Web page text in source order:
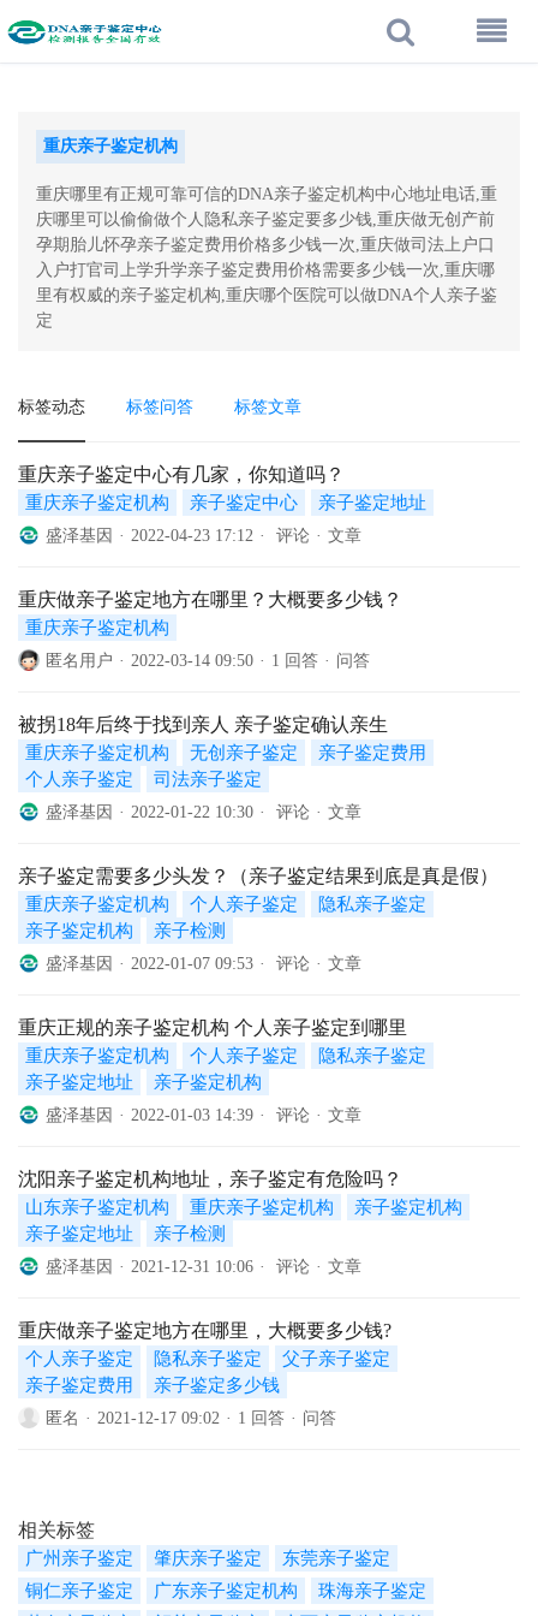
重庆亲子鉴定机构
重庆哪里有正规可靠可信的DNA亲子鉴定机构中心地址电话,重
庆哪里可以偷偷做个人隐私亲子鉴定要多少钱,重庆做无创产前
孕期胎儿怀孕亲子鉴定费用价格多少钱一次,重庆做司法上户口
入户打官司上学升学亲子鉴定费用价格需要多少钱一次,重庆哪
里有权威的亲子鉴定机构,重庆哪个医院可以做DNA个人亲子鉴
定
标签动态 标签问答 标签文章
重庆亲子鉴定中心有几家，你知道吗？
重庆亲子鉴定机构 亲子鉴定中心 亲子鉴定地址
盛泽基因 · 2022-04-23 17:12 · 评论 · 文章
重庆做亲子鉴定地方在哪里？大概要多少钱？
重庆亲子鉴定机构
匿名用户 · 2022-03-14 09:50 · 1 回答 · 问答
被拐18年后终于找到亲人 亲子鉴定确认亲生
重庆亲子鉴定机构 无创亲子鉴定
亲子鉴定费用
个人亲子鉴定
司法亲子鉴定
盛泽基因 · 2022-01-22 10:30 · 评论 · 文章
亲子鉴定需要多少头发？（亲子鉴定结果到底是真是假）
重庆亲子鉴定机构 个人亲子鉴定
隐私亲子鉴定
亲子鉴定机构
亲子检测
盛泽基因 · 2022-01-07 09:53 · 评论 · 文章
重庆正规的亲子鉴定机构 个人亲子鉴定到哪里
重庆亲子鉴定机构 个人亲子鉴定
隐私亲子鉴定
亲子鉴定地址
亲子鉴定机构
盛泽基因 · 2022-01-03 14:39 · 评论 · 文章
沈阳亲子鉴定机构地址，亲子鉴定有危险吗？
山东亲子鉴定机构 重庆亲子鉴定机构
亲子鉴定机构
亲子鉴定地址
亲子检测
盛泽基因 · 2021-12-31 10:06 · 评论 · 文章
重庆做亲子鉴定地方在哪里，大概要多少钱?
个人亲子鉴定 隐私亲子鉴定
父子亲子鉴定
亲子鉴定费用
亲子鉴定多少钱
匿名 · 2021-12-17 09:02 · 1 回答 · 问答
相关标签
广州亲子鉴定 肇庆亲子鉴定
东莞亲子鉴定
铜仁亲子鉴定
广东亲子鉴定机构
珠海亲子鉴定